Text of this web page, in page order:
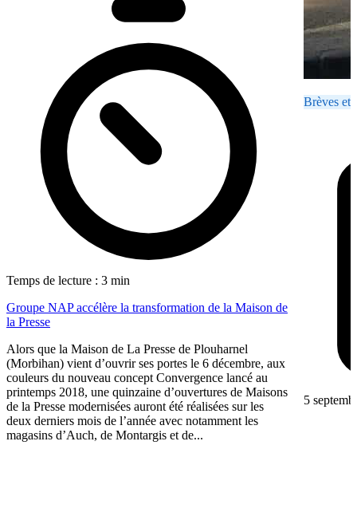
Temps de lecture : 3 min
Groupe NAP accélère la transformation de la Maison de
la Presse
Alors que la Maison de La Presse de Plouharnel
(Morbihan) vient d’ouvrir ses portes le 6 décembre, aux
couleurs du nouveau concept Convergence lancé au
printemps 2018, une quinzaine d’ouvertures de Maisons
de la Presse modernisées auront été réalisées sur les
deux derniers mois de l’année avec notamment les
magasins d’Auch, de Montargis et de...
Brèves et
5